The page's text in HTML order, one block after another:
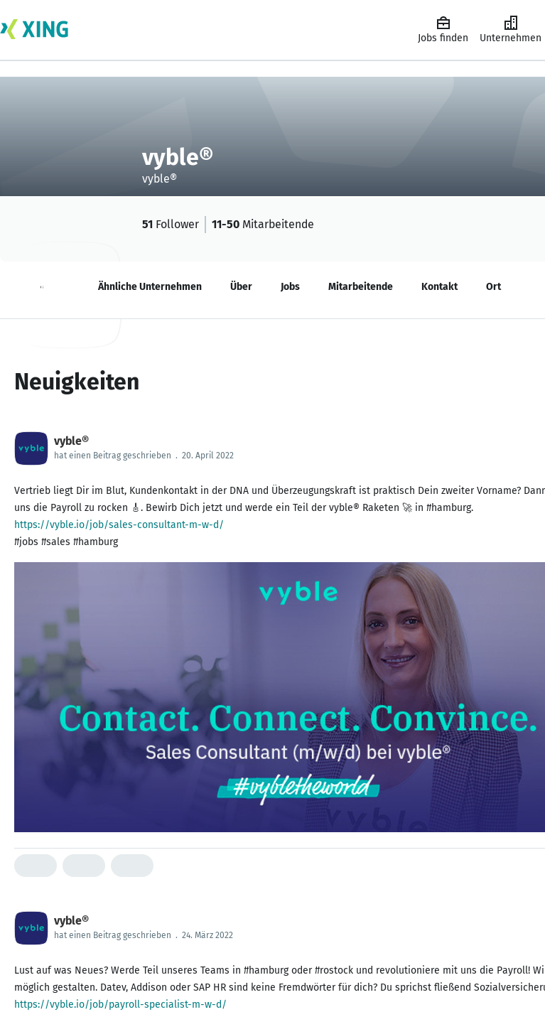
Jobs finden Unternehmen
vyble®
vyble®
51 Follower 11-50 Mitarbeitende
Neuigkeiten Ähnliche Unternehmen Über Jobs Mitarbeitende Kontakt Ort
Neuigkeiten
vyble®
hat einen Beitrag geschrieben . 20. April 2022
Vertrieb liegt Dir im Blut, Kundenkontakt in der DNA und Überzeugungskraft ist praktisch Dein zweiter Vorname?
https://vyble.io/job/sales-consultant-m-w-d/
#jobs #sales #hamburg
vyble®
hat einen Beitrag geschrieben . 24. März 2022
Lust auf was Neues? Werde Teil unseres Teams in #hamburg oder #rostock und revolutioniere mit uns die
https://vyble.io/job/payroll-specialist-m-w-d/